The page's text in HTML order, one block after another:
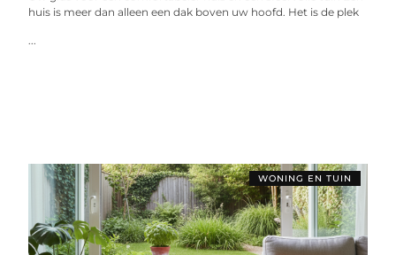
huis is meer dan alleen een dak boven uw hoofd. Het is de plek
...
WONING EN TUIN